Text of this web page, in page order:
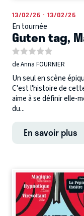
13/02/26 - 13/02/26
En tournée
Guten tag,
de Anna FOURNIER
Un seul en scène
C'est l'histoire de
aime à se définir elle-
du...
En savoir plus